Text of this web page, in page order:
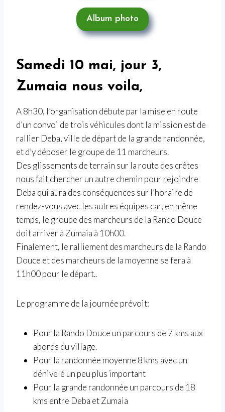
Album photo
Samedi 10 mai, jour 3,
Zumaia nous voila,
A 8h30, l’organisation débute par la mise en route
d’un convoi de trois véhicules dont la mission est de
rallier Deba, ville de départ de la grande randonnée,
et d’y déposer le groupe de 11 marcheurs.
Des glissements de terrain sur la route des crêtes
nous fait chercher un autre chemin pour rejoindre
Deba qui aura des conséquences sur l’horaire de
rendez-vous avec les autres équipes car, en même
temps, le groupe des marcheurs de la Rando Douce
doit arriver à Zumaia à 10h00.
Finalement, le ralliement des marcheurs de la Rando
Douce et des marcheurs de la moyenne se fera à
11h00 pour le départ..
Le programme de la journée prévoit:
Pour la Rando Douce un parcours de 7 kms aux
abords du village.
Pour la randonnée moyenne 8 kms avec un
dénivelé un peu plus important
Pour la grande randonnée un parcours de 18
kms entre Deba et Zumaia